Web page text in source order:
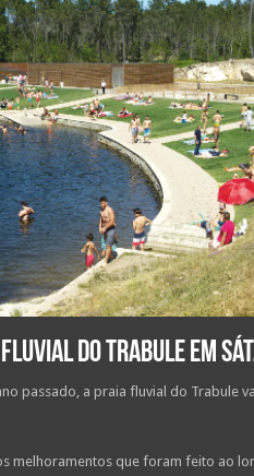
do Trabule em
passado, a praia fluvial do Trabule
melhoramentos que foram feito ao